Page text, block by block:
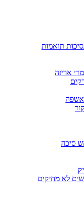
תואמות
אריזה
אשפה
סיכה
לא מחיקים